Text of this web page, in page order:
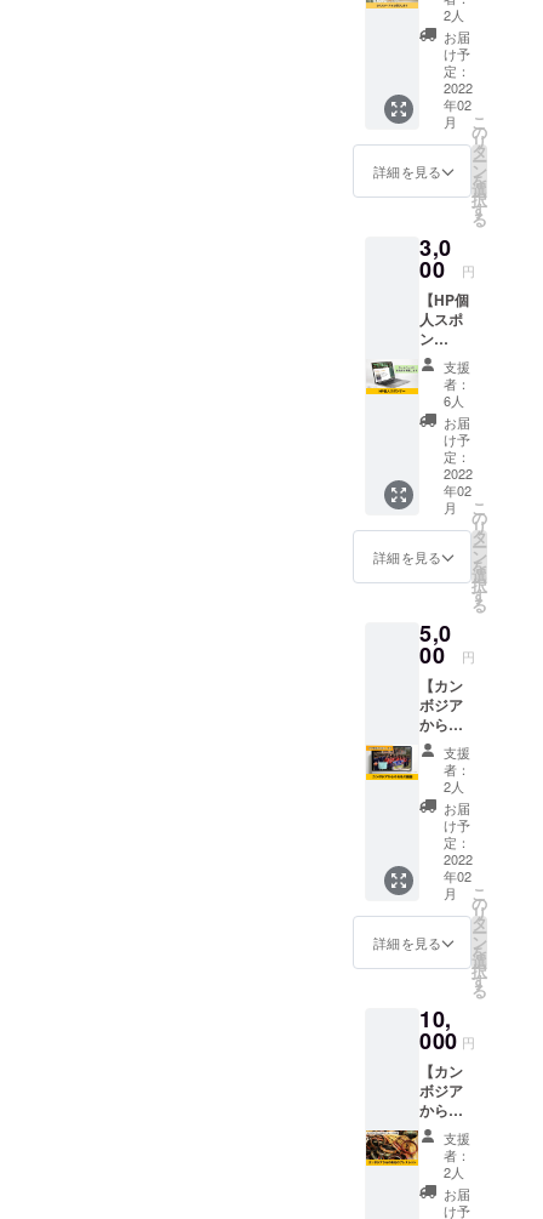
ようになり
ました。海
外の電気工
事も手掛け
たお陰で、
28か国仕事
仲間が出来
ました。日
海外と海外
から見る日
本がとても
良い面と悪
い面が見え
ました。東
南アジアで
友達になっ
た人から日
本人孤児の
ことを知ら
されまし
た。3000万
本国籍が貰
えず、まと
もな仕事に
も就くこと
が出来なく
て困ってい
る日本人孤
児の兄妹と
知り合いま
した。
1グループが
50人位で共
同生活をし
ているが、
と飢餓で成
人までに死
んでしま
う。何とか
出来る事が
無いか考え
た答えが電
をただ
ただ応
援した
い人向
けのリ
ターン
です。
源電設
有限会
社代表
森廣 実
りひろ
みゆ）
から熱
いお礼
のメー
ルをお
送りさ
せてい
ただき
ます。
2人
お届
け予
定：
2022
年02
月
詳細を見る
こ
の
リ
タ
ー
ン
を
選
択
す
る
3,0
00 円
【HP個
人スポ
ン
サー】
源電設
有限会
社の個
人スポ
ンサー
になれ
る権利
です。
源電設
有限会
社のHP
に支援
てお名
前を掲
載させ
ていた
だきま
す。 あ
なたの
お名前
を源電
設有限
会社の
HPで
PRでき
ます。
https://
gen-
kobe.ji
備考欄
に掲載
するお
名前を
必ずご
記入く
ださ
い。 ※
ニック
ネーム
での参
支援
者：
6人
お届
け予
定：
2022
年02
月
詳細を見る
こ
の
リ
タ
ー
ン
を
選
択
す
る
5,0
00 円
【カン
ボジア
からの
お礼の
動画】
源電設
有限会
社をた
だただ
応援し
たい人
向けの
リター
ンで
す。 カ
ンボジ
どもた
ちから1
分程度
の熱い
お礼の
動画を
メール
でお送
りさせ
ていた
だきま
支援
者：
2人
お届
け予
定：
2022
年02
月
詳細を見る
こ
の
リ
タ
ー
ン
を
選
択
す
る
10,
000 円
【カン
ボジア
からの
お礼の
ブレス
レッ
ト】 カ
ンボジ
支援
者：
2人
お届
け予